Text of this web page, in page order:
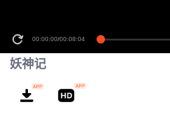
00:00:00/00:08:04
妖神记